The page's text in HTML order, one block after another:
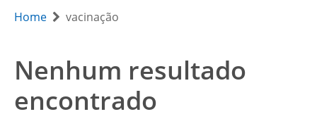
Home vacinação
Nenhum resultado
encontrado